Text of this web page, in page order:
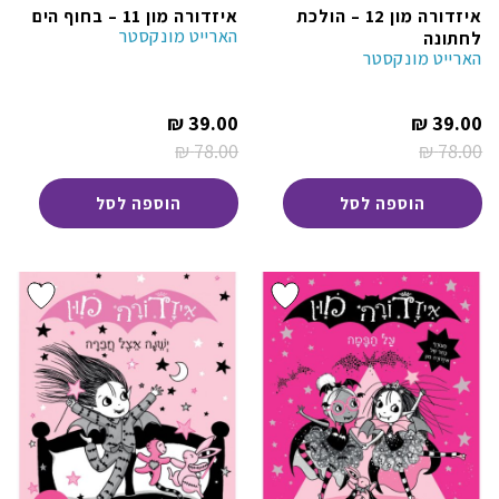
איזדורה מון 12 – הולכת
לחתונה
הארייט מונקסטר
78.00
₪המחיר
המקורי
39.00
₪המחיר
הנוכחי
הוא:
39.00 ₪.
הוספה לסל
איזדורה מון 11 – בחוף הים
הארייט מונקסטר
78.00
₪המחיר
המקורי
39.00
₪המחיר
הנוכחי
הוא:
39.00 ₪.
הוספה לסל